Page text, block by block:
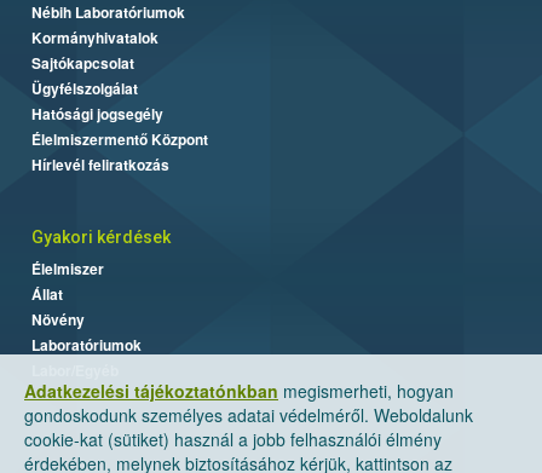
Adatkezelési tájékoztatónkban megismerheti, hogyan
gondoskodunk személyes adatai védelméről. Weboldalunk
cookie-kat (sütiket) használ a jobb felhasználói élmény
érdekében, melynek biztosításához kérjük, kattintson az
Nébih Laboratóriumok
Kormányhivatalok
Sajtókapcsolat
Ügyfélszolgálat
Hatósági jogsegély
Élelmiszermentő Központ
Hírlevél feliratkozás
Gyakori kérdések
Élelmiszer
Állat
Növény
Laboratóriumok